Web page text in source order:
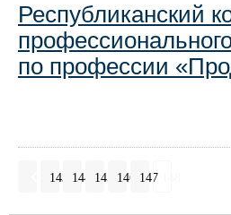
Республиканский
по профессии
143 144 145 146 147